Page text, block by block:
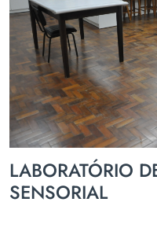
LABORATÓRIO
SENSORIAL